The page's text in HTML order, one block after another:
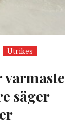
Utrikes
varmaste
säger